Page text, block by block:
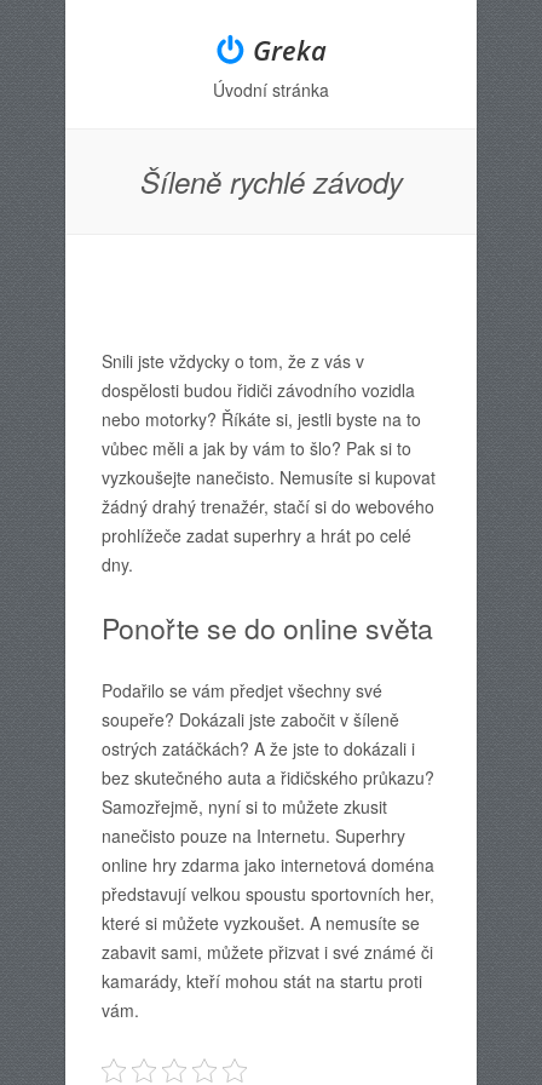
Greka
Skip to contentÚvodní stránka
Šíleně rychlé závody
Snili jste vždycky o tom, že z vás v
dospělosti budou řidiči závodního vozidla
nebo motorky? Říkáte si, jestli byste na to
vůbec měli a jak by vám to šlo? Pak si to
vyzkoušejte nanečisto. Nemusíte si kupovat
žádný drahý trenažér, stačí si do webového
prohlížeče zadat superhry a hrát po celé
dny.
Ponořte se do online světa
Podařilo se vám předjet všechny své
soupeře? Dokázali jste zabočit v šíleně
ostrých zatáčkách? A že jste to dokázali i
bez skutečného auta a řidičského průkazu?
Samozřejmě, nyní si to můžete zkusit
nanečisto pouze na Internetu. Superhry
online hry zdarma jako internetová doména
představují velkou spoustu sportovních her,
které si můžete vyzkoušet. A nemusíte se
zabavit sami, můžete přizvat i své známé či
kamarády, kteří mohou stát na startu proti
vám.